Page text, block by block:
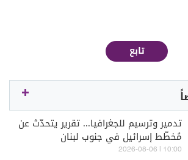
تابع
تدمير وترسيم للجغرافيا... تقرير يتحدّث عن
مُخطّط إسرائيل في جنوب لبنان
10:00 | 2026-08-06